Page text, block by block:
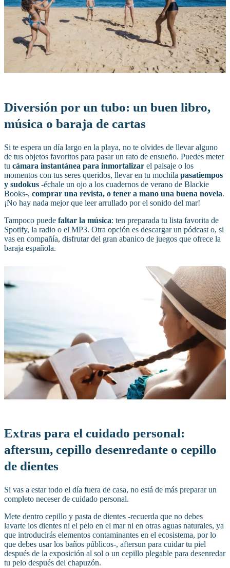
Diversión por un tubo: un buen libro,
música o baraja de cartas
Si te espera un día largo en la playa, no te olvides de llevar alguno
de tus objetos favoritos para pasar un rato de ensueño. Puedes meter
tu cámara instantánea para inmortalizar el paisaje o los
momentos con tus seres queridos, llevar en tu mochila pasatiempos
y sudokus -échale un ojo a los cuadernos de verano de Blackie
Books-, comprar una revista, o tener a mano una buena novela.
¡No hay nada mejor que leer arrullado por el sonido del mar!
Tampoco puede faltar la música: ten preparada tu lista favorita de
Spotify, la radio o el MP3. Otra opción es descargar un pódcast o, si
vas en compañía, disfrutar del gran abanico de juegos que ofrece la
baraja española.
Extras para el cuidado personal:
aftersun, cepillo desenredante o cepillo
de dientes
Si vas a estar todo el día fuera de casa, no está de más preparar un
completo neceser de cuidado personal.
Mete dentro cepillo y pasta de dientes -recuerda que no debes
lavarte los dientes ni el pelo en el mar ni en otras aguas naturales, ya
que introducirás elementos contaminantes en el ecosistema, por lo
que debes usar los baños públicos-, aftersun para cuidar tu piel
después de la exposición al sol o un cepillo plegable para desenredar
tu pelo después del chapuzón.